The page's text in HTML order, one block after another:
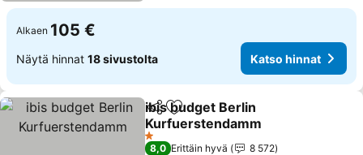
Alkaen 105 €
Näytä hinnat 18 sivustolta Katso hinnat
Jaa Lisää suosikkeihin
ibis budget Berlin
Kurfuerstendamm
Katso hinnat
1 Tähtiluokitus
8,0 Erittäin hyvä
8 572